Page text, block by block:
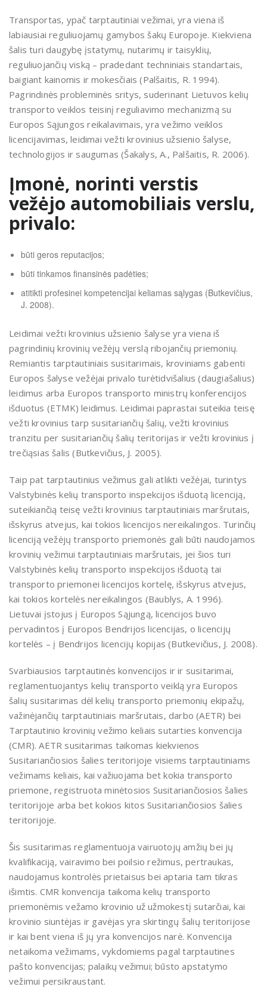
Transportas, ypač tarptautiniai vežimai, yra viena iš
labiausiai reguliuojamų gamybos šakų Europoje. Kiekviena
šalis turi daugybę įstatymų, nutarimų ir taisyklių,
reguliuojančių viską – pradedant techniniais standartais,
baigiant kainomis ir mokesčiais (Palšaitis, R. 1994).
Pagrindinės probleminės sritys, suderinant Lietuvos kelių
transporto veiklos teisinį reguliavimo mechanizmą su
Europos Sąjungos reikalavimais, yra vežimo veiklos
licencijavimas, leidimai vežti krovinius užsienio šalyse,
technologijos ir saugumas (Šakalys, A., Palšaitis, R. 2006).
Įmonė, norinti verstis
vežėjo automobiliais verslu,
privalo:
būti geros reputacijos;
būti tinkamos finansinės padėties;
atitikti profesinei kompetencijai keliamas sąlygas (Butkevičius,
J. 2008).
Leidimai vežti krovinius užsienio šalyse yra viena iš
pagrindinių krovinių vežėjų verslą ribojančių priemonių.
Remiantis tarptautiniais susitarimais, kroviniams gabenti
Europos šalyse vežėjai privalo turėtidvišalius (daugiašalius)
leidimus arba Europos transporto ministrų konferencijos
išduotus (ETMK) leidimus. Leidimai paprastai suteikia teisę
vežti krovinius tarp susitariančių šalių, vežti krovinius
tranzitu per susitariančių šalių teritorijas ir vežti krovinius į
trečiąsias šalis (Butkevičius, J. 2005).
Taip pat tarptautinius vežimus gali atlikti vežėjai, turintys
Valstybinės kelių transporto inspekcijos išduotą licenciją,
suteikiančią teisę vežti krovinius tarptautiniais maršrutais,
išskyrus atvejus, kai tokios licencijos nereikalingos. Turinčių
licenciją vežėjų transporto priemonės gali būti naudojamos
krovinių vežimui tarptautiniais maršrutais, jei šios turi
Valstybinės kelių transporto inspekcijos išduotą tai
transporto priemonei licencijos kortelę, išskyrus atvejus,
kai tokios kortelės nereikalingos (Baublys, A. 1996).
Lietuvai įstojus į Europos Sąjungą, licencijos buvo
pervadintos į Europos Bendrijos licencijas, o licencijų
kortelės – į Bendrijos licencijų kopijas (Butkevičius, J. 2008).
Svarbiausios tarptautinės konvencijos ir ir susitarimai,
reglamentuojantys kelių transporto veiklą yra Europos
šalių susitarimas dėl kelių transporto priemonių ekipažų,
važinėjančių tarptautiniais maršrutais, darbo (AETR) bei
Tarptautinio krovinių vežimo keliais sutarties konvencija
(CMR). AETR susitarimas taikomas kiekvienos
Susitariančiosios šalies teritorijoje visiems tarptautiniams
vežimams keliais, kai važiuojama bet kokia transporto
priemone, registruota minėtosios Susitariančiosios šalies
teritorijoje arba bet kokios kitos Susitariančiosios šalies
teritorijoje.
Šis susitarimas reglamentuoja vairuotojų amžių bei jų
kvalifikaciją, vairavimo bei poilsio režimus, pertraukas,
naudojamus kontrolės prietaisus bei aptaria tam tikras
išimtis. CMR konvencija taikoma kelių transporto
priemonėmis vežamo krovinio už užmokestį sutarčiai, kai
krovinio siuntėjas ir gavėjas yra skirtingų šalių teritorijose
ir kai bent viena iš jų yra konvencijos narė. Konvencija
netaikoma vežimams, vykdomiems pagal tarptautines
pašto konvencijas; palaikų vežimui; būsto apstatymo
vežimui persikraustant.